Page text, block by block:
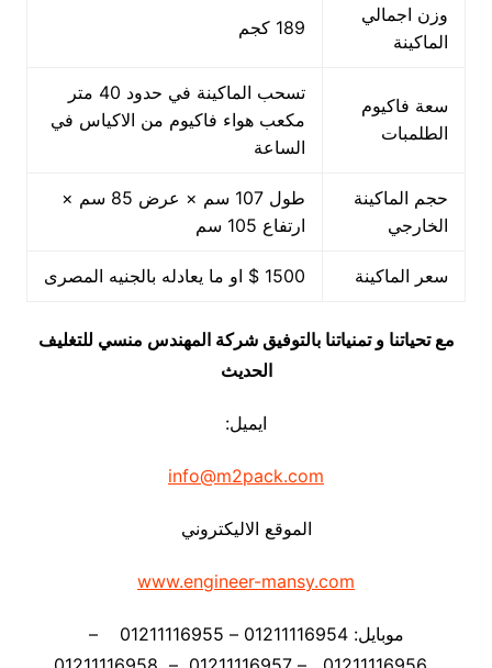
وزن اجمالي
الماكينة
189 كجم
سعة فاكيوم
الطلمبات
تسحب الماكينة في حدود 40 متر
مكعب هواء فاكيوم من الاكياس في
الساعة
حجم الماكينة
الخارجي
طول 107 سم × عرض 85 سم ×
ارتفاع 105 سم
سعر الماكينة 1500 $ او ما يعادله بالجنيه المصرى
مع تحياتنا و تمنياتنا بالتوفيق شركة المهندس منسي للتغليف
الحديث
ايميل:
info@m2pack.com
الموقع الاليكتروني
www.engineer-mansy.com
موبايل: 01211116954 – 01211116955 –